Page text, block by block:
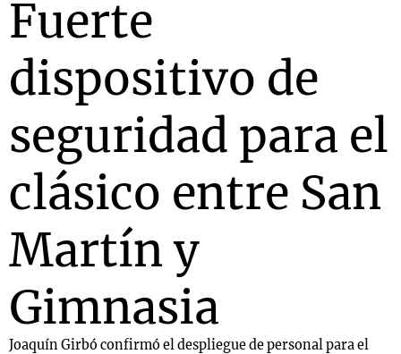
Fuerte
dispositivo de
seguridad para el
clásico entre San
Martín y
Gimnasia
Joaquín Girbó confirmó el despliegue de personal para el